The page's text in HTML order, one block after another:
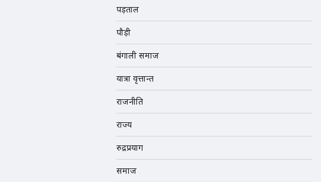
पड़ताल
पौड़ी
बंगाली समाज
यात्रा वृत्तान्त
राजनीति
राज्य
रुद्रप्रयाग
समाज